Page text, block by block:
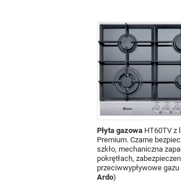
Płyta gazowaHT60TV z
Premium. Czarne
szkło, mechaniczna
pokrętłach,
przeciwwypływowe gazu
Ardo)